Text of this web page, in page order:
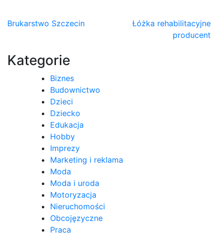
Nawigacja
Brukarstwo Szczecin
Łóżka rehabilitacyjne
producent
Kategorie
Biznes
Budownictwo
Dzieci
Dziecko
Edukacja
Hobby
Imprezy
Marketing i reklama
Moda
Moda i uroda
Motoryzacja
Nieruchomości
Obcojęzyczne
Praca